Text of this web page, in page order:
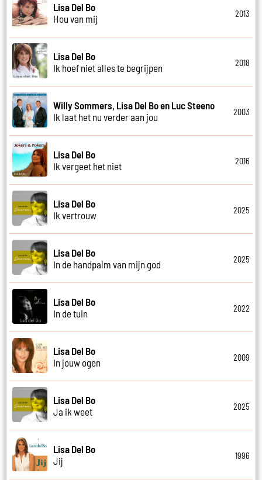
Lisa Del Bo
Hou van mij
2013
Lisa Del Bo
Ik hoef niet alles te begrijpen
2018
Willy Sommers, Lisa Del Bo en Luc Steeno
Ik laat het nu verder aan jou
2003
Lisa Del Bo
Ik vergeet het niet
2016
Lisa Del Bo
Ik vertrouw
2025
Lisa Del Bo
In de handpalm van mijn god
2025
Lisa Del Bo
In de tuin
2022
Lisa Del Bo
In jouw ogen
2009
Lisa Del Bo
Ja ik weet
2025
Lisa Del Bo
Jij
1996